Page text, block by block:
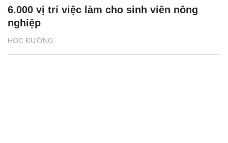
HỌC ĐƯỜNG
6.000 vị trí việc làm cho sinh viên nông
nghiệp